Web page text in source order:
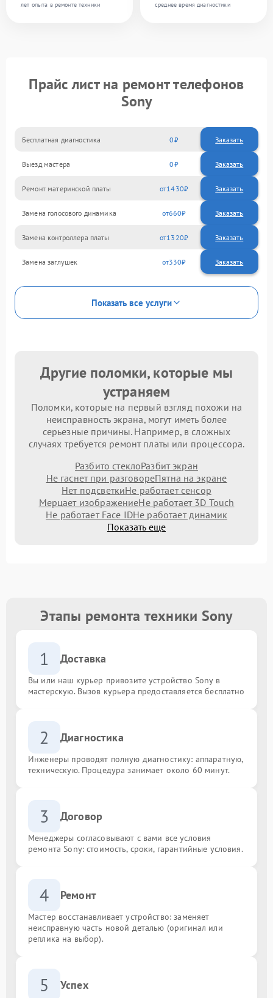
лет опыта в ремонте техники
среднее время диагностики
Прайс лист на ремонт телефонов
Sony
Бесплатная диагностика 0 Заказать
Выезд мастера 0 Заказать
Ремонт материнской платы 1430
Замена голосового динамика 660
Замена контроллера платы 1320
Замена заглушек 330
Показать все услуги
Другие поломки, которые мы
устраняем
Поломки, которые на первый взгляд похожи на
неисправность экрана, могут иметь более
серьезные причины. Например, в сложных
случаях требуется ремонт платы или процессора.
Разбито стеклоРазбит экран
Не гаснет при разговореПятна на экране
Нет подсветкиНе работает сенсор
Мерцает изображениеНе работает 3D Touch
Не работает Face IDНе работает динамик
Показать еще
Этапы ремонта техники Sony
1 Доставка
Вы или наш курьер привозите устройство Sony в
мастерскую. Вызов курьера предоставляется бесплатно
2 Диагностика
Инженеры проводят полную диагностику: аппаратную,
техническую. Процедура занимает около 60 минут.
3 Договор
Менеджеры согласовывают с вами все условия
ремонта Sony: стоимость, сроки, гарантийные условия.
4 Ремонт
Мастер восстанавливает устройство: заменяет
неисправную часть новой деталью (оригинал или
реплика на выбор).
5 Успех